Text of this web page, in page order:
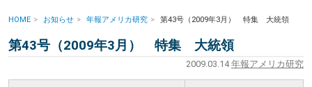
HOME お知らせ 年報アメリカ研究 第43号（2009年3月） 特集 大統領
第43号（2009年3月） 特集 大統領
2009.03.14年報アメリカ研究